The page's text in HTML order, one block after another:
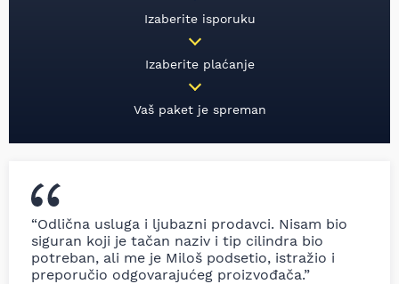
Izaberite isporuku
Izaberite plaćanje
Vaš paket je spreman
“Odlična usluga i ljubazni prodavci. Nisam bio
siguran koji je tačan naziv i tip cilindra bio
potreban, ali me je Miloš podsetio, istražio i
preporučio odgovarajućeg proizvođača.”